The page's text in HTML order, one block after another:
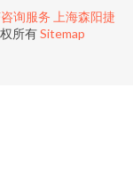
询服务 上海森阳捷
所有Sitemap